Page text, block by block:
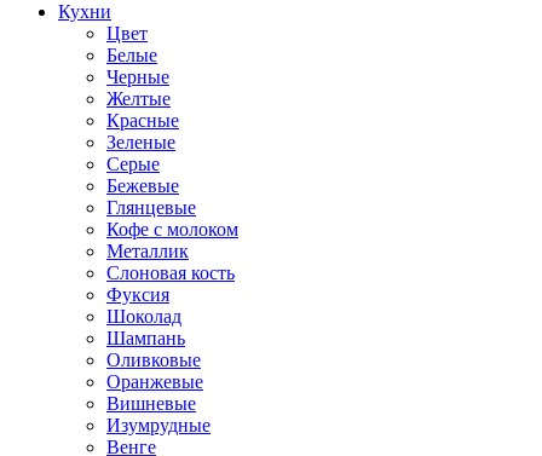
Кухни
Цвет
Белые
Черные
Желтые
Красные
Зеленые
Серые
Бежевые
Глянцевые
Кофе с молоком
Металлик
Слоновая кость
Фуксия
Шоколад
Шампань
Оливковые
Оранжевые
Вишневые
Изумрудные
Венге